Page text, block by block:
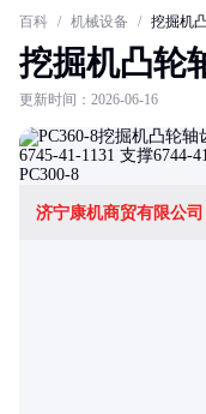
百科 / 机械设备 / 挖掘机
挖掘机凸轮
更新时间：2026-06-16
济宁康机商贸有限公司